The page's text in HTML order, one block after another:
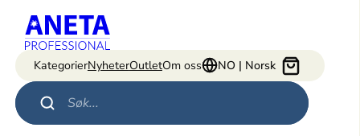
Hopp
innhold
KategorierNyheterOutletOm oss NO | Norsk
Products search